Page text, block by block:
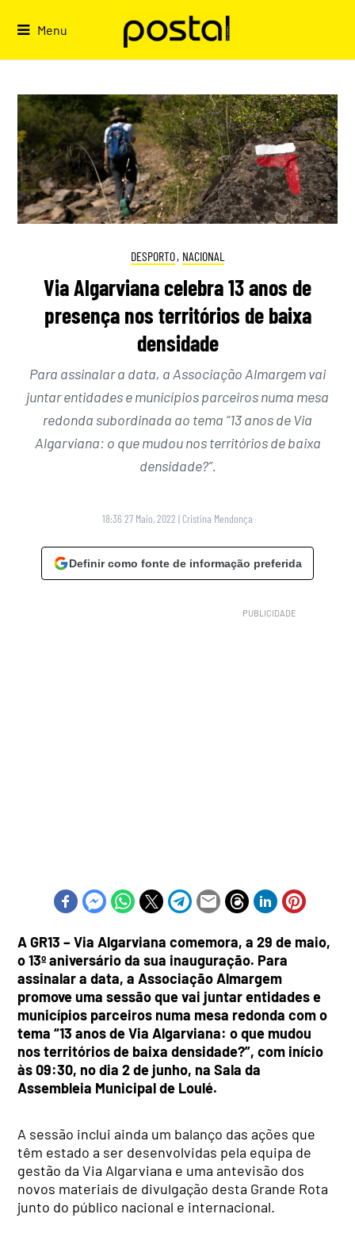
Menu
DESPORTO, NACIONAL
Via Algarviana celebra 13 anos de
presença nos territórios de baixa
densidade
Para assinalar a data, a Associação Almargem vai
juntar entidades e municípios parceiros numa mesa
redonda subordinada ao tema “13 anos de Via
Algarviana: o que mudou nos territórios de baixa
densidade?”.
18:36 27 Maio, 2022 | Cristina Mendonça
Definir como fonte de informação preferida
A GR13 – Via Algarviana comemora, a 29 de maio,
o 13º aniversário da sua inauguração. Para
assinalar a data, a Associação Almargem
promove uma sessão que vai juntar entidades e
municípios parceiros numa mesa redonda com o
tema “13 anos de Via Algarviana: o que mudou
nos territórios de baixa densidade?”, com início
às 09:30, no dia 2 de junho, na Sala da
Assembleia Municipal de Loulé.
A sessão inclui ainda um balanço das ações que
têm estado a ser desenvolvidas pela equipa de
gestão da Via Algarviana e uma antevisão dos
novos materiais de divulgação desta Grande Rota
junto do público nacional e internacional.